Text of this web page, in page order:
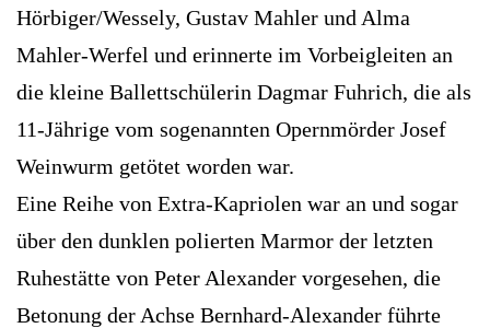
Hörbiger/Wessely, Gustav Mahler und Alma
Mahler-Werfel und erinnerte im Vorbeigleiten an
die kleine Ballettschülerin Dagmar Fuhrich, die als
11-Jährige vom sogenannten Opernmörder Josef
Weinwurm getötet worden war.
Eine Reihe von Extra-Kapriolen war an und sogar
über den dunklen polierten Marmor der letzten
Ruhestätte von Peter Alexander vorgesehen, die
Betonung der Achse Bernhard-Alexander führte